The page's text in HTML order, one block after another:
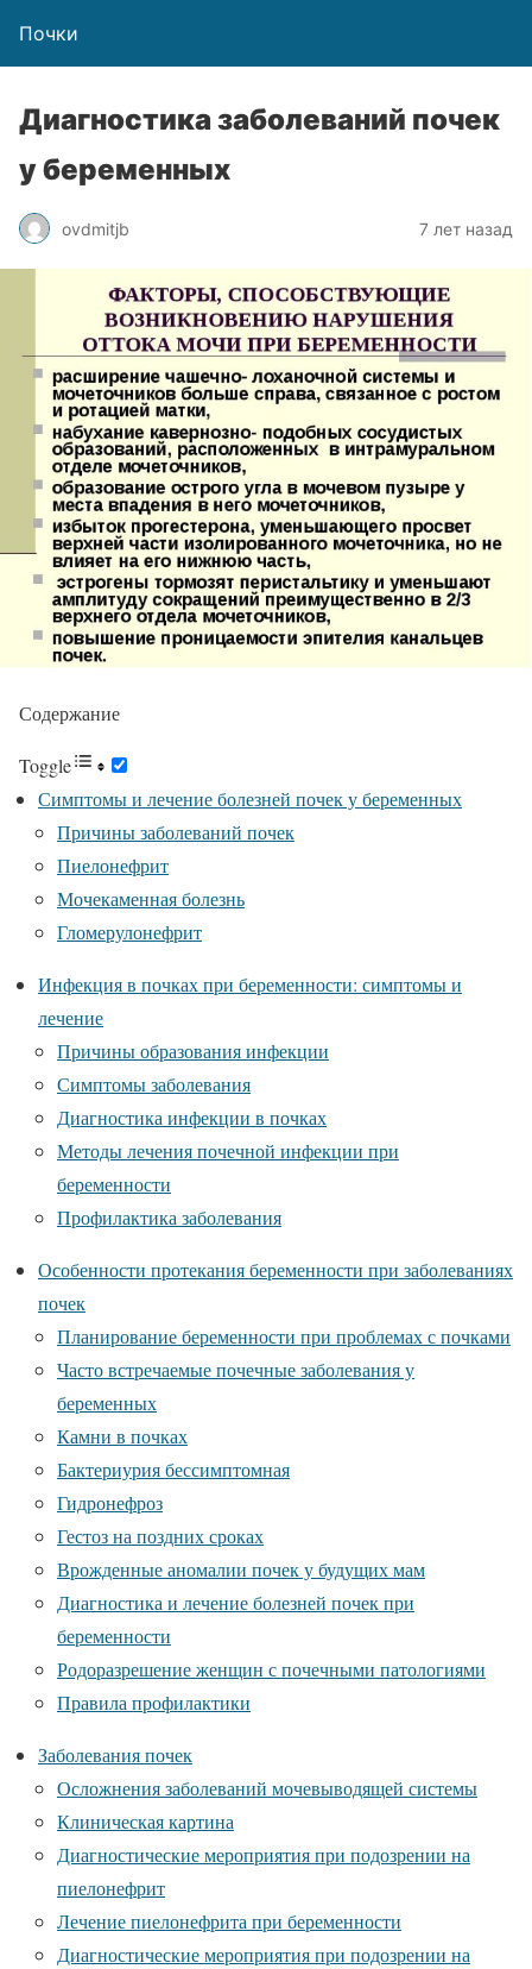
Почки
Диагностика заболеваний почек
у беременных
ovdmitjb 7 лет назад
Содержание
Toggle
Симптомы и лечение болезней почек у беременных
Причины заболеваний почек
Пиелонефрит
Мочекаменная болезнь
Гломерулонефрит
Инфекция в почках при беременности: симптомы и
лечение
Причины образования инфекции
Симптомы заболевания
Диагностика инфекции в почках
Методы лечения почечной инфекции при
беременности
Профилактика заболевания
Особенности протекания беременности при заболеваниях
почек
Планирование беременности при проблемах с почками
Часто встречаемые почечные заболевания у
беременных
Камни в почках
Бактериурия бессимптомная
Гидронефроз
Гестоз на поздних сроках
Врожденные аномалии почек у будущих мам
Диагностика и лечение болезней почек при
беременности
Родоразрешение женщин с почечными патологиями
Правила профилактики
Заболевания почек
Осложнения заболеваний мочевыводящей системы
Клиническая картина
Диагностические мероприятия при подозрении на
пиелонефрит
Лечение пиелонефрита при беременности
Диагностические мероприятия при подозрении на